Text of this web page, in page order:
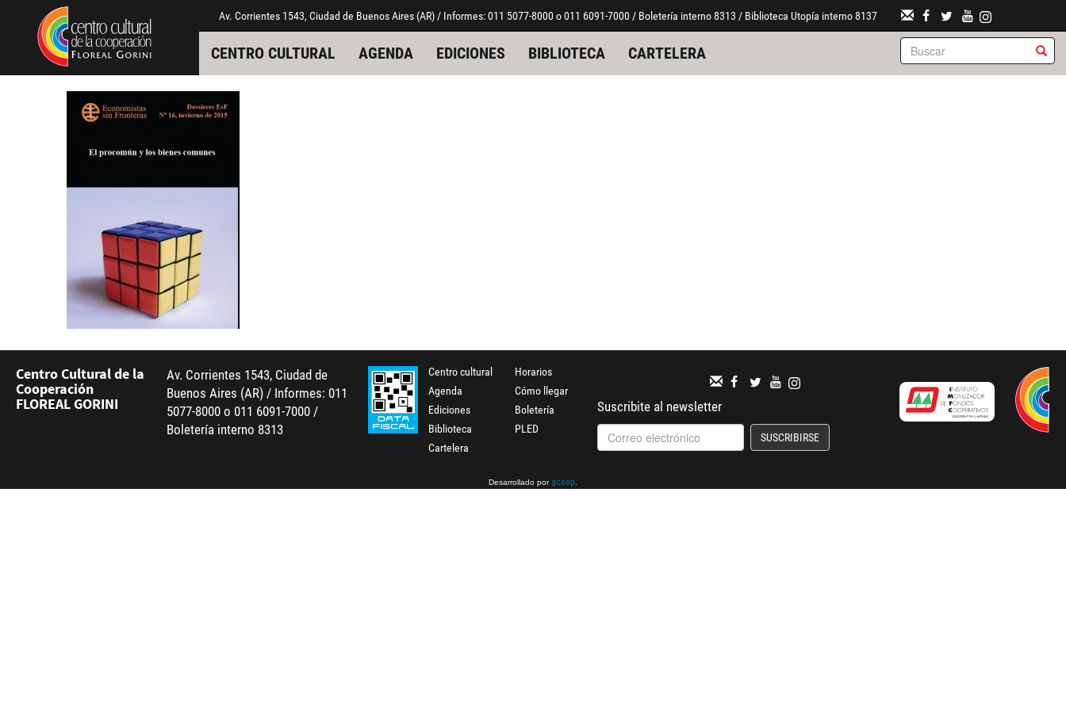
Pasar al contenido principal
Jump to main content Av. Corrientes 1543, Ciudad de Buenos Aires (AR) / Informes: 011 5077-8000 o 011 6091-7000 / Boletería interno 8313 / Biblioteca Utopía interno 8137
CENTRO CULTURAL AGENDA EDICIONES BIBLIOTECA CARTELERA
Centro Cultural de la
Cooperación
FLOREAL GORINI
Av. Corrientes 1543, Ciudad de
Buenos Aires (AR) / Informes: 011
5077-8000 o 011 6091-7000 /
Boletería interno 8313
Centro cultural
Agenda
Ediciones
Biblioteca
Cartelera
Horarios
Cómo llegar
Boletería
PLED
Suscribite al newsletter
SUSCRIBIRSE
Desarrollado por gcoop.